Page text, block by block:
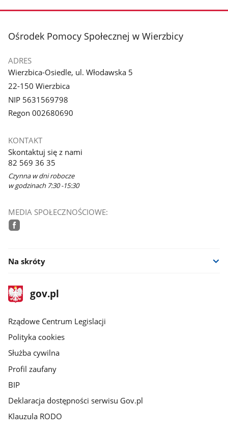
stopka
Ośrodek Pomocy Społecznej w Wierzbicy
ADRES
Wierzbica-Osiedle, ul. Włodawska 5
22-150 Wierzbica
NIP 5631569798
Regon 002680690
KONTAKT
Skontaktuj się z nami
82 569 36 35
Czynna w dni robocze
w godzinach 7:30 -15:30
MEDIA SPOŁECZNOŚCIOWE:
Na skróty
stopka
gov.plStrona
gov.pl
Rządowe Centrum Legislacji
Polityka cookies
Służba cywilna
Profil zaufany
BIP
Deklaracja dostępności serwisu Gov.pl
Klauzula RODO